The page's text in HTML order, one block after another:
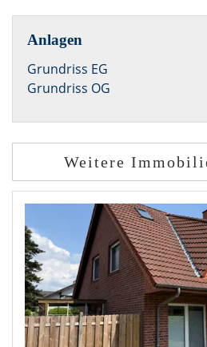
Anlagen
Grundriss EG
Grundriss OG
Weitere